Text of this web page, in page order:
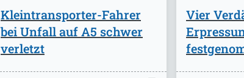
Kleintransporter-Fahrer
bei Unfall auf A5 schwer
verletzt
Vier